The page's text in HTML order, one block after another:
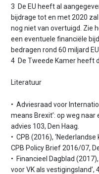
3 De EU heeft al
bijdrage tot en met 2020
nog niet van overtuigd. Zie
een eventuele financiële
bedragen rond 60 miljard
4 De Tweede Kamer heeft
Literatuur
• Adviesraad voor
means Brexit’: op weg naar
advies 103, Den Haag.
• CPB (2016),
CPB Policy Brief 2016/07,
• Financieel Dagblad
voor VK als vestigingsland’,